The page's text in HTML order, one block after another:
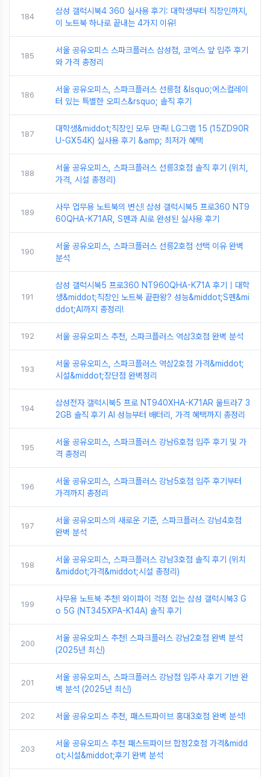
184
삼성 갤럭시북4 360 실사용 후기: 대학생부터 직장인까지,
이 노트북 하나로 끝내는 4가지 이유!
185
서울 공유오피스 스파크플러스 삼성점, 코엑스 앞 입주 후기
와 가격 총정리
186
서울 공유오피스, 스파크플러스 선릉점 &lsquo;에스컬레이
터 있는 특별한 오피스&rsquo; 솔직 후기
187
대학생&middot;직장인 모두 만족! LG그램 15 (15ZD90R
U-GX54K) 실사용 후기 &amp; 최저가 혜택
188
서울 공유오피스, 스파크플러스 선릉3호점 솔직 후기 (위치,
가격, 시설 총정리)
189
사무 업무용 노트북의 변신! 삼성 갤럭시북5 프로360 NT9
60QHA-K71AR, S펜과 AI로 완성된 실사용 후기
190
서울 공유오피스, 스파크플러스 선릉2호점 선택 이유 완벽
분석
191
삼성 갤럭시북5 프로360 NT960QHA-K71A 후기｜대학
생&middot;직장인 노트북 끝판왕? 성능&middot;S펜&mi
ddot;AI까지 총정리!
192 서울 공유오피스 추천, 스파크플러스 역삼3호점 완벽 분석
193
서울 공유오피스, 스파크플러스 역삼2호점 가격&middot;
시설&middot;장단점 완벽정리
194
삼성전자 갤럭시북5 프로 NT940XHA-K71AR 울트라7 3
2GB 솔직 후기 AI 성능부터 배터리, 가격 혜택까지 총정리
195
서울 공유오피스, 스파크플러스 강남6호점 입주 후기 및 가
격 총정리
196
서울 공유오피스, 스파크플러스 강남5호점 입주 후기부터
가격까지 총정리
197
서울 공유오피스의 새로운 기준, 스파크플러스 강남4호점
완벽 분석
198
서울 공유오피스, 스파크플러스 강남3호점 솔직 후기 (위치
&middot;가격&middot;시설 총정리)
199
사무용 노트북 추천! 와이파이 걱정 없는 삼성 갤럭시북3 G
o 5G (NT345XPA-K14A) 솔직 후기
200
서울 공유오피스 추천! 스파크플러스 강남2호점 완벽 분석
(2025년 최신)
201
서울 공유오피스, 스파크플러스 강남점 입주사 후기 기반 완
벽 분석 (2025년 최신)
202 서울 공유오피스 추천, 패스트파이브 홍대3호점 완벽 분석!
203
서울 공유오피스 추천 패스트파이브 합정2호점 가격&midd
ot;시설&middot;후기 완벽 분석